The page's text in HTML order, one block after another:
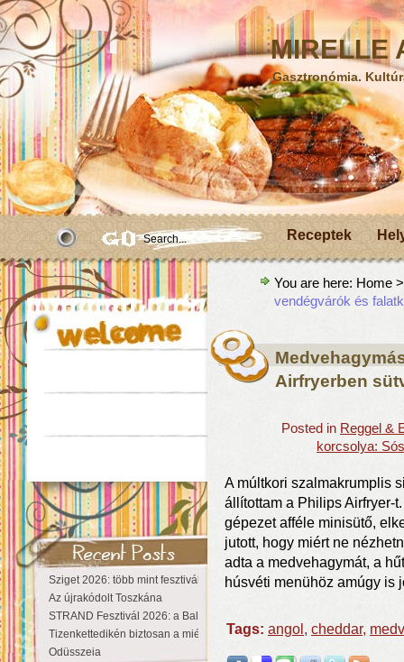
MIRELLE
Gasztronómia.
Receptek
Sziget 2026: több mint fesztivál, egy városnyi élmény
Az újrakódolt Toszkána
STRAND Fesztivál 2026: a Balaton partján a nyár még tart!
Tizenkettedikén biztosan a miénk a Sziget!
Odüsszeia
You are here: Home
vendégvárók és
Airfryerben
Posted in Reggel &
korcsolya:
A múltkori szalmakrumplis
állítottam a Philips Airfryer-
gépezet afféle minisütő,
jutott, hogy miért ne
adta a medvehagymát, a
húsvéti menühöz amúgy is
Tags: angol , cheddar,